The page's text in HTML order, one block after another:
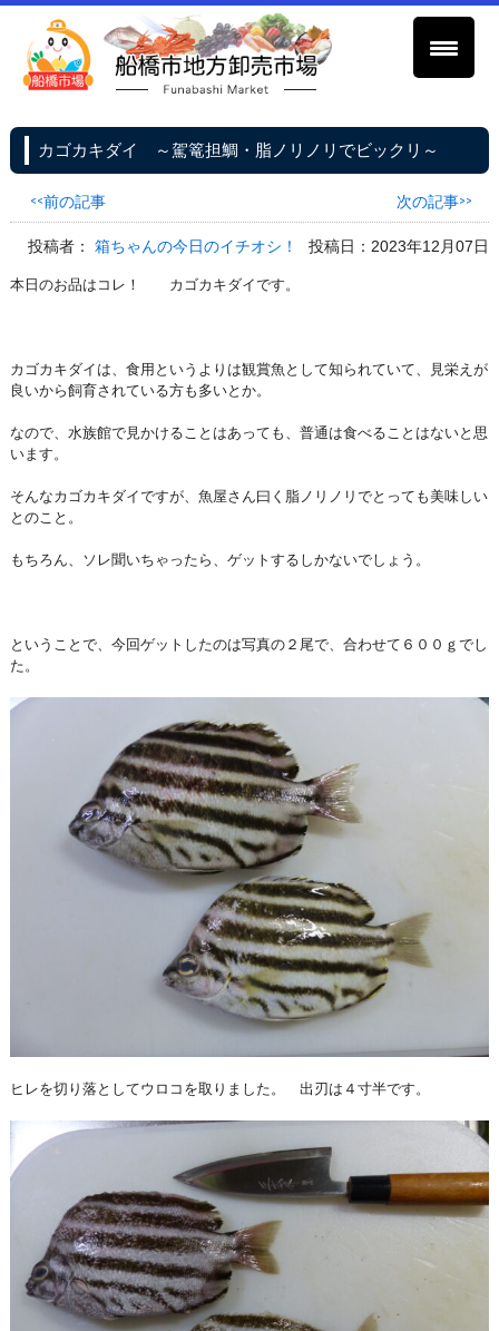
カゴカキダイ ～駕篭担鯛・脂ノリノリでビックリ～
<<前の記事 次の記事>>
投稿者：箱ちゃんの今日のイチオシ！ 投稿日：2023年12月07日
本日のお品はコレ！ カゴカキダイです。
カゴカキダイは、食用というよりは観賞魚として知られていて、見栄えが
良いから飼育されている方も多いとか。
なので、水族館で見かけることはあっても、普通は食べることはないと思
います。
そんなカゴカキダイですが、魚屋さん曰く脂ノリノリでとっても美味しい
とのこと。
もちろん、ソレ聞いちゃったら、ゲットするしかないでしょう。
ということで、今回ゲットしたのは写真の２尾で、合わせて６００ｇでし
た。
ヒレを切り落としてウロコを取りました。 出刃は４寸半です。